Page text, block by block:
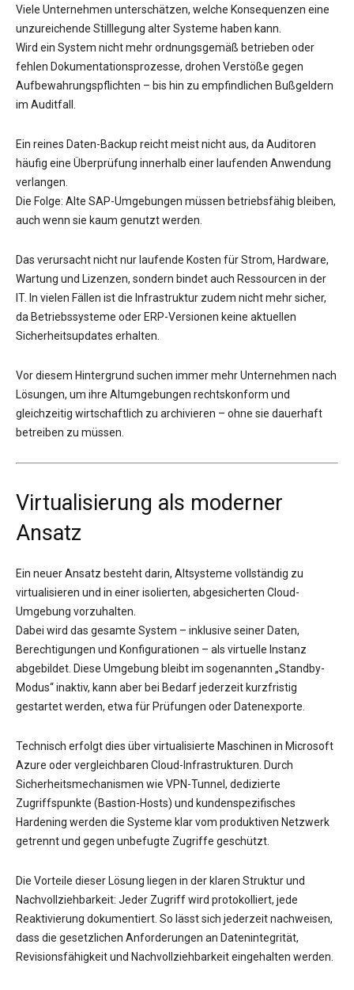
Viele Unternehmen unterschätzen, welche Konsequenzen eine
unzureichende Stilllegung alter Systeme haben kann.
Wird ein System nicht mehr ordnungsgemäß betrieben oder
fehlen Dokumentationsprozesse, drohen Verstöße gegen
Aufbewahrungspflichten – bis hin zu empfindlichen Bußgeldern
im Auditfall.
Ein reines Daten-Backup reicht meist nicht aus, da Auditoren
häufig eine Überprüfung innerhalb einer laufenden Anwendung
verlangen.
Die Folge: Alte SAP-Umgebungen müssen betriebsfähig bleiben,
auch wenn sie kaum genutzt werden.
Das verursacht nicht nur laufende Kosten für Strom, Hardware,
Wartung und Lizenzen, sondern bindet auch Ressourcen in der
IT. In vielen Fällen ist die Infrastruktur zudem nicht mehr sicher,
da Betriebssysteme oder ERP-Versionen keine aktuellen
Sicherheitsupdates erhalten.
Vor diesem Hintergrund suchen immer mehr Unternehmen nach
Lösungen, um ihre Altumgebungen rechtskonform und
gleichzeitig wirtschaftlich zu archivieren – ohne sie dauerhaft
betreiben zu müssen.
Virtualisierung als moderner
Ansatz
Ein neuer Ansatz besteht darin, Altsysteme vollständig zu
virtualisieren und in einer isolierten, abgesicherten Cloud-
Umgebung vorzuhalten.
Dabei wird das gesamte System – inklusive seiner Daten,
Berechtigungen und Konfigurationen – als virtuelle Instanz
abgebildet. Diese Umgebung bleibt im sogenannten „Standby-
Modus“ inaktiv, kann aber bei Bedarf jederzeit kurzfristig
gestartet werden, etwa für Prüfungen oder Datenexporte.
Technisch erfolgt dies über virtualisierte Maschinen in Microsoft
Azure oder vergleichbaren Cloud-Infrastrukturen. Durch
Sicherheitsmechanismen wie VPN-Tunnel, dedizierte
Zugriffspunkte (Bastion-Hosts) und kundenspezifisches
Hardening werden die Systeme klar vom produktiven Netzwerk
getrennt und gegen unbefugte Zugriffe geschützt.
Die Vorteile dieser Lösung liegen in der klaren Struktur und
Nachvollziehbarkeit: Jeder Zugriff wird protokolliert, jede
Reaktivierung dokumentiert. So lässt sich jederzeit nachweisen,
dass die gesetzlichen Anforderungen an Datenintegrität,
Revisionsfähigkeit und Nachvollziehbarkeit eingehalten werden.